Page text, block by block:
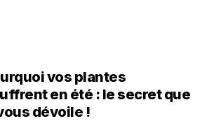
vos plantes
en été : le secret que
dévoile !